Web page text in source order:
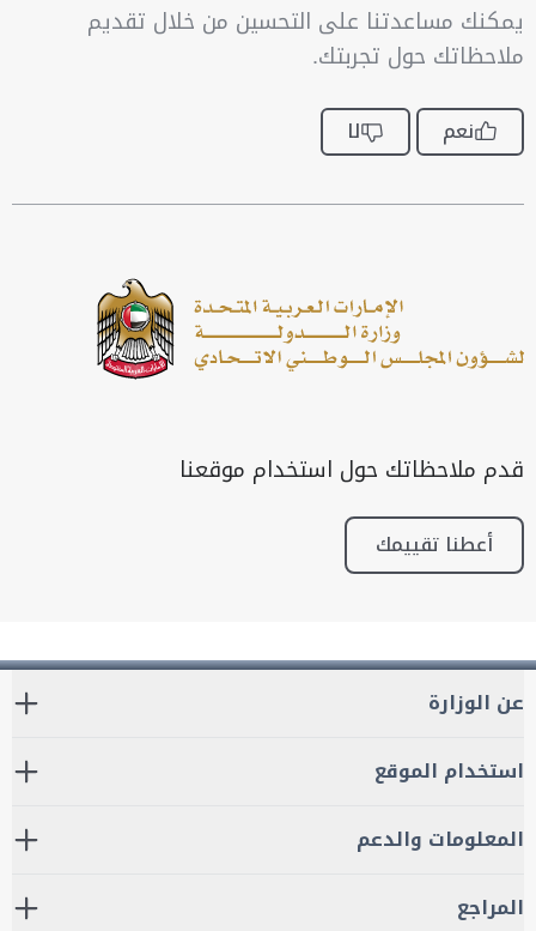
يمكنك مساعدتنا على التحسين من خلال تقديم
ملاحظاتك حول تجربتك.
نعم لا
قدم ملاحظاتك حول استخدام موقعنا
أعطنا تقييمك
عن الوزارة
استخدام الموقع
المعلومات والدعم
المراجع